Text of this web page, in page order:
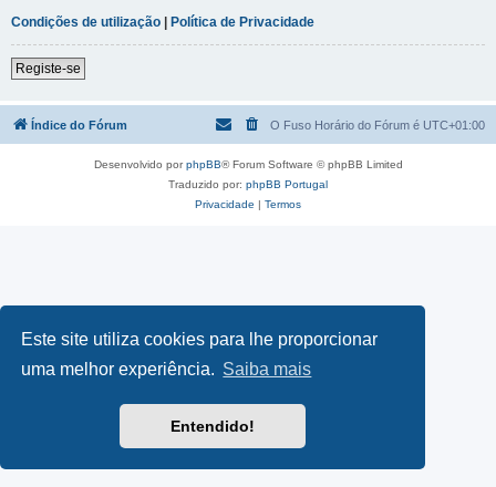
Este site utiliza cookies para lhe proporcionar
uma melhor experiência. Saiba mais
Entendido!
Condições de utilização | Política de Privacidade
Registe-se
Índice do Fórum O Fuso Horário do Fórum é UTC+01:00
Desenvolvido porphpBB® Forum Software © phpBB Limited
Traduzido por: phpBB Portugal
Privacidade | Termos